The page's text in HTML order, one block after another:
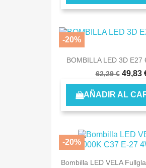
BOMBILLA LED 3D E27
62,29 € 49,83
AÑADIR AL
-20%
Bombilla LED VELA
-20%